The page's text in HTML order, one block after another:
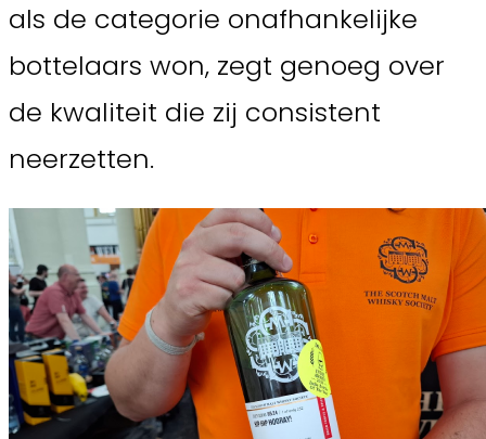
als de categorie onafhankelijke
bottelaars won, zegt genoeg over
de kwaliteit die zij consistent
neerzetten.